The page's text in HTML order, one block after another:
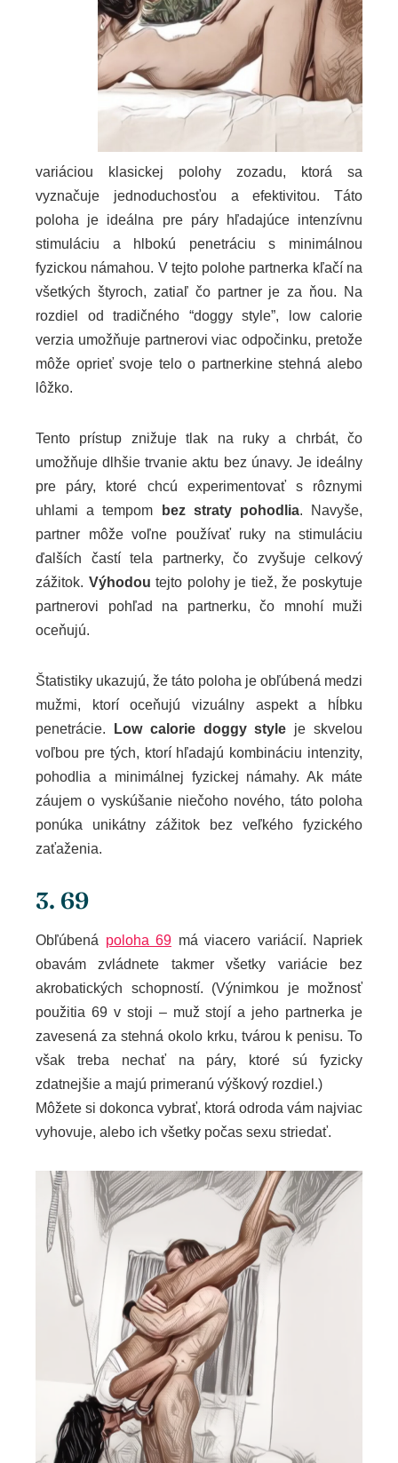
variáciou klasickej polohy zozadu, ktorá sa
vyznačuje jednoduchosťou a efektivitou. Táto
poloha je ideálna pre páry hľadajúce intenzívnu
stimuláciu a hlbokú penetráciu s minimálnou
fyzickou námahou. V tejto polohe partnerka kľačí na
všetkých štyroch, zatiaľ čo partner je za ňou. Na
rozdiel od tradičného “doggy style”, low calorie
verzia umožňuje partnerovi viac odpočinku, pretože
môže oprieť svoje telo o partnerkine stehná alebo
lôžko.
Tento prístup znižuje tlak na ruky a chrbát, čo
umožňuje dlhšie trvanie aktu bez únavy. Je ideálny
pre páry, ktoré chcú experimentovať s rôznymi
uhlami a tempom
bez straty pohodlia. Navyše,
partner môže voľne používať ruky na stimuláciu
ďalších častí tela partnerky, čo zvyšuje celkový
zážitok. Výhodou tejto polohy je tiež, že poskytuje
partnerovi pohľad na partnerku, čo mnohí muži
oceňujú.
Štatistiky ukazujú, že táto poloha je obľúbená medzi
mužmi, ktorí oceňujú vizuálny aspekt a hĺbku
penetrácie.
Low calorie doggy style je skvelou
voľbou pre tých, ktorí hľadajú kombináciu intenzity,
pohodlia a minimálnej fyzickej námahy. Ak máte
záujem o vyskúšanie niečoho nového, táto poloha
ponúka unikátny zážitok bez veľkého fyzického
zaťaženia.
3. 69
Obľúbená poloha 69 má viacero variácií. Napriek
obavám zvládnete takmer všetky variácie bez
akrobatických schopností. (Výnimkou je možnosť
použitia 69 v stoji – muž stojí a jeho partnerka je
zavesená za stehná okolo krku, tvárou k penisu. To
však treba nechať na páry, ktoré sú fyzicky
zdatnejšie a majú primeranú výškový rozdiel.)
Môžete si dokonca vybrať, ktorá odroda vám najviac
vyhovuje, alebo ich všetky počas sexu striedať.